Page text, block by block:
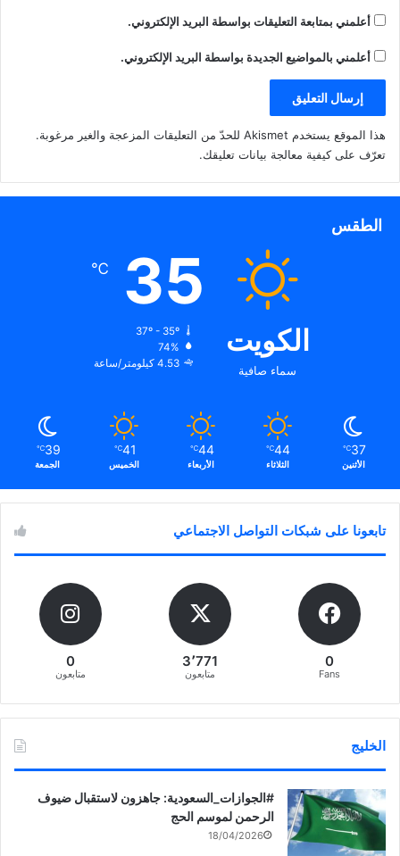
أعلمني بمتابعة التعليقات بواسطة البريد الإلكتروني.
أعلمني بالمواضيع الجديدة بواسطة البريد الإلكتروني.
هذا الموقع يستخدم Akismet للحدّ من التعليقات المزعجة والغير مرغوبة.
تعرّف على كيفية معالجة بيانات تعليقك.
الطقس
الكويت
سماء صافية
35
℃
37º - 35º
74%
4.53 كيلومتر/ساعة
37
℃
الأثنين
44
℃
الثلاثاء
44
℃
الأربعاء
41
℃
الخميس
39
℃
الجمعة
تابعونا على شبكات التواصل الاجتماعي
0
Fans
3٬771
متابعون
0
متابعون
الخليج
‏‎#الجوازات_السعودية: جاهزون لاستقبال ضيوف
الرحمن لموسم الحج
18/04/2026